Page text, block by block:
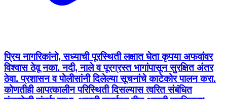
प्रिय नागरिकांनो, सध्याची पूरस्थिती लक्षात घेता कृपया अफवांवर
विश्वास ठेवू नका. नदी, नाले व पूरग्रस्त भागांपासून सुरक्षित अंतर
ठेवा. प्रशासन व पोलीसांनी दिलेल्या सूचनांचे काटेकोर पालन करा.
कोणतीही आपत्कालीन परिस्थिती दिसल्यास त्वरित संबंधित